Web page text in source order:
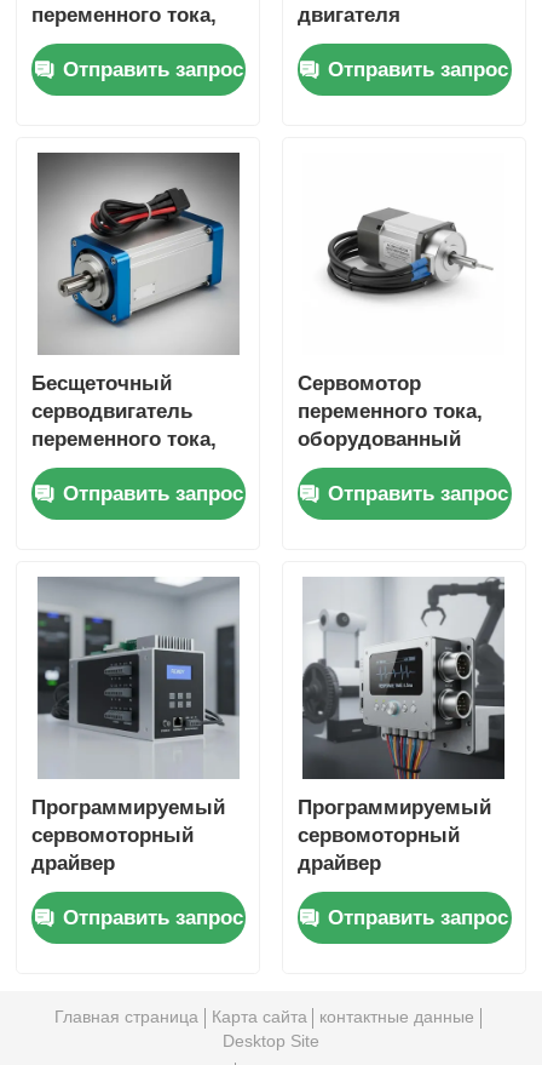
переменного тока,
предназначенный
для непрерывной
работы и точного
автоматизированных
производственных
системах
Отправить запрос
двигателя
постоянного тока с
сервоприводом,
обеспечивающего
подходит для
применений в
станках с ЧПУ
Отправить запрос
Бесщеточный
серводвигатель
переменного тока,
разработанный для
точного
позиционирования и
скорости в
автоматизированных
производственных
процессах
Отправить запрос
Сервомотор
переменного тока,
оборудованный
обратной связью
резюме,
обеспечивающий
движением в
автоматизированных
производственных
системах
Отправить запрос
Программируемый
сервомоторный
драйвер
переменного тока с
несколькими
коммуникационными
легкой интеграцией
в сети
Отправить запрос
Программируемый
сервомоторный
драйвер
переменного тока,
обеспечивающий
быстрое время
подходящий для
печатных машин и
Отправить запрос
Главная страница Карта сайта
контактные данные
Desktop Site